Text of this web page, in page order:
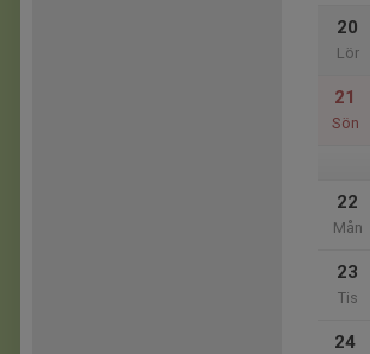
20
Lör
21
Sön
22
Mån
23
Tis
24